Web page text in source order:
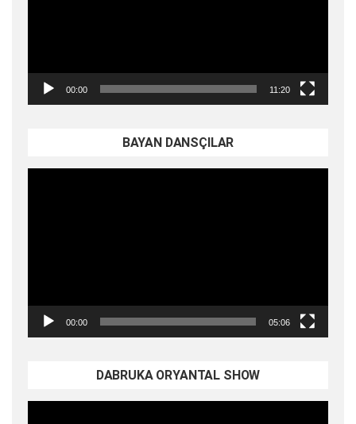
00:00 11:20
BAYAN DANSÇILAR
00:00 05:06
DABRUKA ORYANTAL SHOW